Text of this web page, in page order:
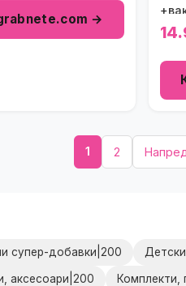
→
1 2
супер-добавки|200
аксесоари|200 Комплекти,